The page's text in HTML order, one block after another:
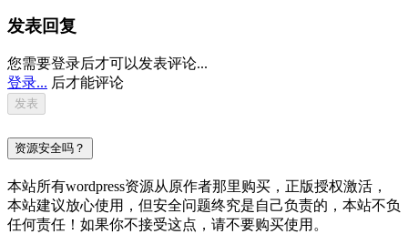
发表回复
您需要登录后才可以发表评论...
登录... 后才能评论
资源安全吗？
本站所有wordpress资源从原作者那里购买，正版授权激活，
本站建议放心使用，但安全问题终究是自己负责的，本站不负
任何责任！如果你不接受这点，请不要购买使用。